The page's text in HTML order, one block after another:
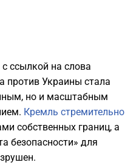
ссылкой на слова
против Украины стала
но и масштабным
Кремль стремительно
собственных границ, а
безопасности» для